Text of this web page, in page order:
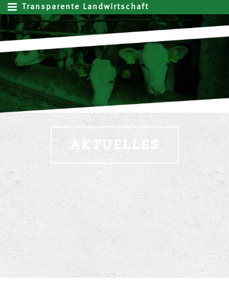
Transparente Landwirtschaft
AKTUELLES